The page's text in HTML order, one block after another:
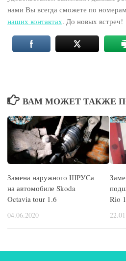
нами Вы всегда сможете по
наших контактах. До новых встреч!
ВАМ МОЖЕТ ТАКЖЕ
Замена наружного ШРУСа
на автомобиле Skoda
Octavia tour 1.6
04.06.2020
Rio